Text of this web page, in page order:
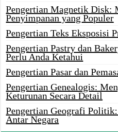
Pengertian Magnetik Disk:
Penyimpanan yang Populer
Pengertian Teks Eksposisi
Pengertian Pastry dan
Perlu Anda Ketahui
Pengertian Pasar dan
Pengertian Genealogis:
Keturunan Secara Detail
Pengertian Geografi
Antar Negara